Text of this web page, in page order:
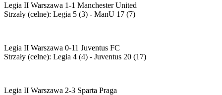
Legia II Warszawa 1-1 Manchester United
Strzały (celne): Legia 5 (3) - ManU 17 (7)
Legia II Warszawa 0-11 Juventus FC
Strzały (celne): Legia 4 (4) - Juventus 20 (17)
Legia II Warszawa 2-3 Sparta Praga